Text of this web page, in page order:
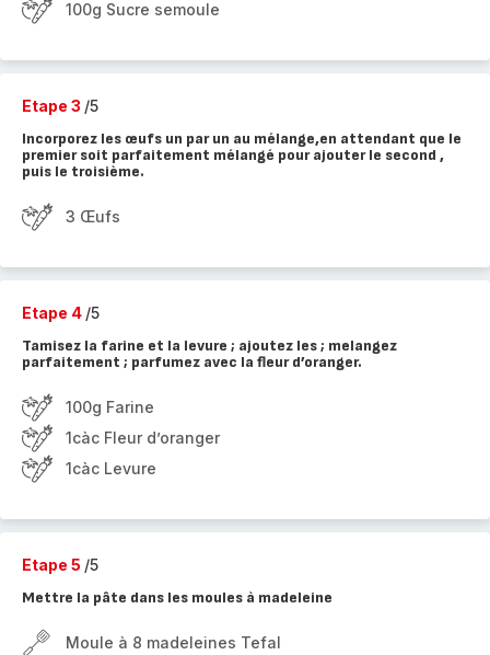
100g Sucre semoule
Etape 3 /5
Incorporez les œufs un par un au mélange,en attendant que le
premier soit parfaitement mélangé pour ajouter le second ,
puis le troisième.
3 Œufs
Etape 4 /5
Tamisez la farine et la levure ; ajoutez les ; melangez
parfaitement ; parfumez avec la fleur d’oranger.
100g Farine
1càc Fleur d’oranger
1càc Levure
Etape 5 /5
Mettre la pâte dans les moules à madeleine
Moule à 8 madeleines Tefal